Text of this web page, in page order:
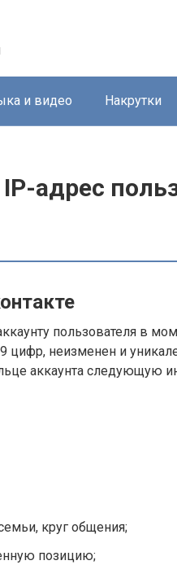
и видео Накрутки
адрес
пользователя в
цифр, неизменен и
аккаунта следующую
круг общения;
позицию;